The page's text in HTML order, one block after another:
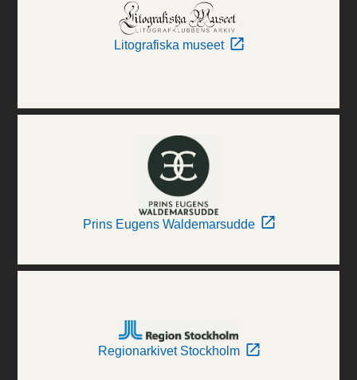
Litografiska museet
Prins Eugens Waldemarsudde
Regionarkivet Stockholm